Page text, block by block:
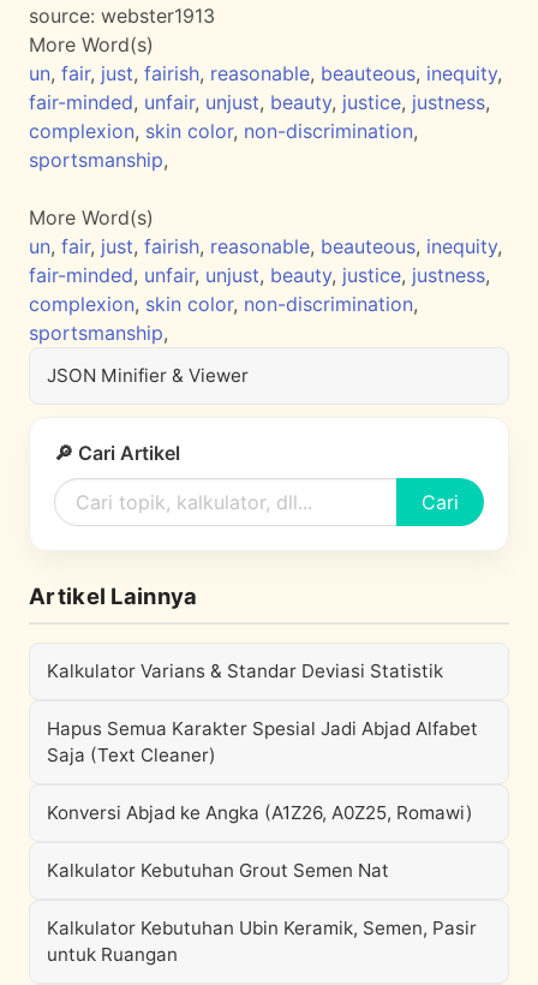
source: webster1913
More Word(s)
un, fair, just, fairish, reasonable, beauteous, inequity,
fair-minded, unfair, unjust, beauty, justice, justness,
complexion, skin color, non-discrimination,
sportsmanship,
More Word(s)
un, fair, just, fairish, reasonable, beauteous, inequity,
fair-minded, unfair, unjust, beauty, justice, justness,
complexion, skin color, non-discrimination,
sportsmanship,
JSON Minifier & Viewer
🔎 Cari Artikel
Cari
Artikel Lainnya
Kalkulator Varians & Standar Deviasi Statistik
Hapus Semua Karakter Spesial Jadi Abjad Alfabet
Saja (Text Cleaner)
Konversi Abjad ke Angka (A1Z26, A0Z25, Romawi)
Kalkulator Kebutuhan Grout Semen Nat
Kalkulator Kebutuhan Ubin Keramik, Semen, Pasir
untuk Ruangan